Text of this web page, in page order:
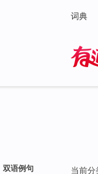
词典
双语例句 当前分